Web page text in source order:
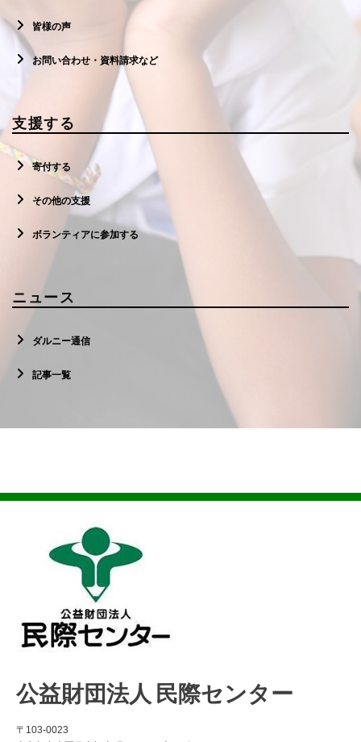
皆様の声
お問い合わせ・資料請求など
支援する
寄付する
その他の支援
ボランティアに参加する
ニュース
ダルニー通信
記事一覧
公益財団法人 民際センター
〒103-0023